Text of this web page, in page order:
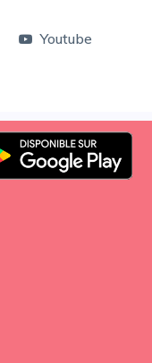
Youtube